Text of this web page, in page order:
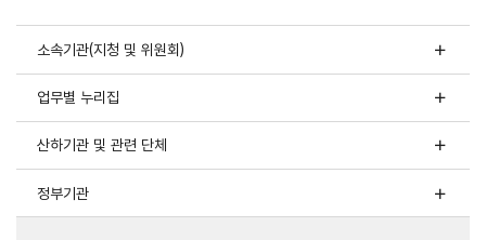
소속기관(지청 및 위원회)
업무별 누리집
산하기관 및 관련 단체
정부기관